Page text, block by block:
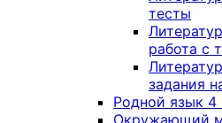
тесты
работа с
задания
Родной язык 4
Окружающий